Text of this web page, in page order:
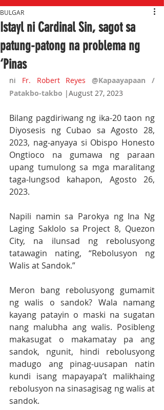
Istayl ni Cardinal Sin, sagot sa
patung-patong na problema ng
‘Pinas
BULGAR
ni Fr. Robert Reyes
@Kapaayapaan /
Patakbo-takbo |August 27, 2023
Bilang pagdiriwang ng ika-20 taon ng
Diyosesis ng Cubao sa Agosto 28,
2023, nag-anyaya si Obispo Honesto
Ongtioco na gumawa ng paraan
upang tumulong sa mga maralitang
taga-lungsod kahapon, Agosto 26,
2023.
Napili namin sa Parokya ng Ina Ng
Laging Saklolo sa Project 8, Quezon
City, na ilunsad ng rebolusyong
tatawagin nating, “Rebolusyon ng
Walis at Sandok.”
Meron bang rebolusyong gumamit
ng walis o sandok? Wala namang
kayang patayin o maski na sugatan
nang malubha ang walis. Posibleng
makasugat o makamatay pa ang
sandok, ngunit, hindi rebolusyong
madugo ang pinag-uusapan natin
kundi isang mapayapa’t malikhaing
rebolusyon na sinasagisag ng walis at
sandok.